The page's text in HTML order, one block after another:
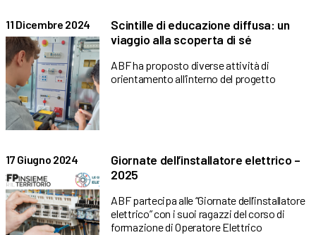
11 Dicembre 2024
Scintille di educazione diffusa: un
viaggio alla scoperta di sé
ABF ha proposto diverse attività di
orientamento all’interno del progetto
17 Giugno 2024
Giornate dell’installatore elettrico –
2025
ABF partecipa alle “Giornate dell’installatore
elettrico” con i suoi ragazzi del corso di
formazione di Operatore Elettrico